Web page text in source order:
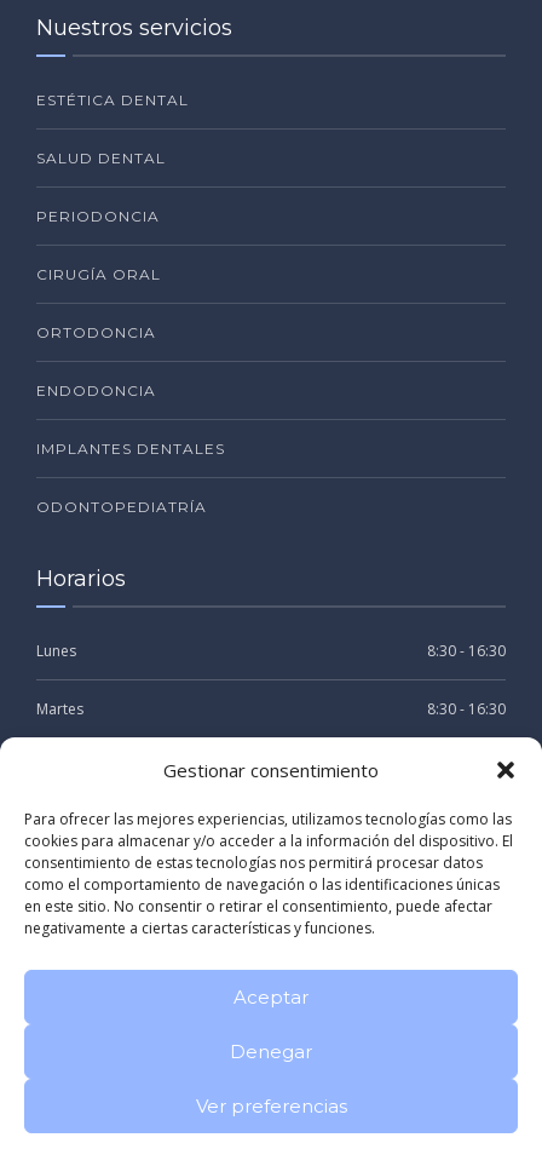
Gestionar consentimiento
Para ofrecer las mejores experiencias, utilizamos tecnologías como las
cookies para almacenar y/o acceder a la información del dispositivo. El
consentimiento de estas tecnologías nos permitirá procesar datos
como el comportamiento de navegación o las identificaciones únicas
en este sitio. No consentir o retirar el consentimiento, puede afectar
negativamente a ciertas características y funciones.
Aceptar
Denegar
Ver preferencias
Nuestros servicios
ESTÉTICA DENTAL
SALUD DENTAL
PERIODONCIA
CIRUGÍA ORAL
ORTODONCIA
ENDODONCIA
IMPLANTES DENTALES
ODONTOPEDIATRÍA
Horarios
Lunes 8:30 - 16:30
Martes 8:30 - 16:30
8:30 - 16:30
Jueves 8:30 - 16:30
Viernes 8:30 - 15:30
Registro sanitario: C-15-002804Politica de privacidad
CLINICA DENTAL RIVAS LOMBARDERO en A CORUÑA Galicia